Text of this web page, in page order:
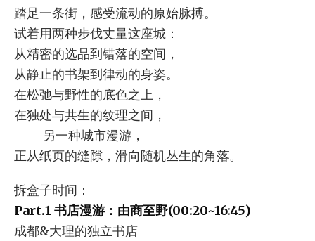
踏足一条街，感受流动的原始脉搏。
试着用两种步伐丈量这座城：
从精密的选品到错落的空间，
从静止的书架到律动的身姿。
在松弛与野性的底色之上，
在独处与共生的纹理之间，
——另一种城市漫游，
正从纸页的缝隙，滑向随机丛生的角落。
拆盒子时间：
Part.1 书店漫游：由商至野(00:20~16:45)
成都&大理的独立书店